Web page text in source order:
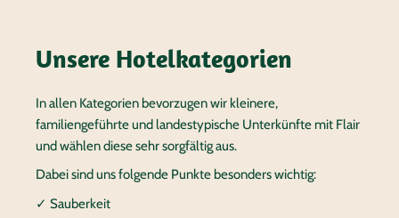
Unsere Hotelkategorien
In allen Kategorien bevorzugen wir kleinere,
familiengeführte und landestypische Unterkünfte mit Flair
und wählen diese sehr sorgfältig aus.
Dabei sind uns folgende Punkte besonders wichtig:
✓ Sauberkeit